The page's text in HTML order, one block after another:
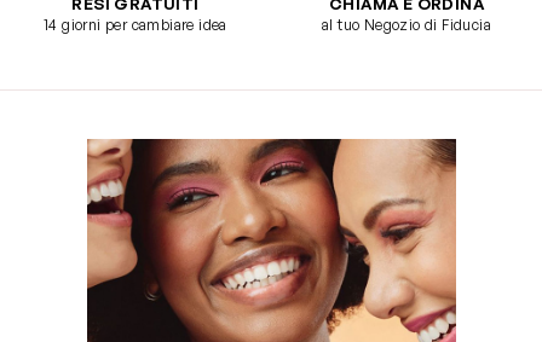
14 giorni per cambiare idea al tuo Negozio di Fiducia